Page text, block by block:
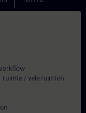
ruimte / vele ruimten